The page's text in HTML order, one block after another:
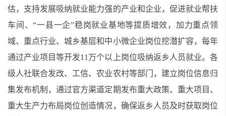
估，支持发展吸纳就业能力强的产业和企业，促进就业帮扶
车间、“一县一企”稳岗就业基地等提质增效，加力重点领
域、重点行业、城乡基层和中小微企业岗位挖潜扩容，每年
通过产业项目等开发11万个以上岗位吸纳返乡人员就业。各
级人社联合发改、工信、农业农村等部门，建立岗位信息归
集发布机制，通过官方渠道定期发布重大政策、重大项目、
重大生产力布局岗位创造情况，确保返乡人员及时获取岗位